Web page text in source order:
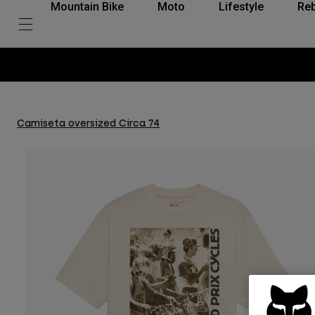
Mountain Bike Moto Lifestyle
Camiseta oversized Circa 74